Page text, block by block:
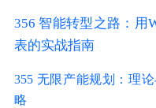
356 智能转型之路：用
表的实战指南
355 无限产能规划：理
略